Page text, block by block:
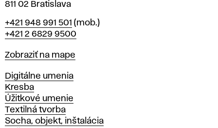
811 02 Bratislava
Telefón
+421 948 991 501 (mob.)
+421 2 6829 9500
Mapa
Zobraziť na mape
Katedry
Digitálne umenia
Kresba
Úžitkové umenie
Textilná tvorba
Socha, objekt, inštalácia